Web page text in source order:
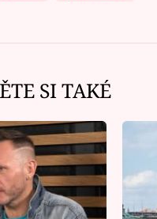
SI TAKÉ